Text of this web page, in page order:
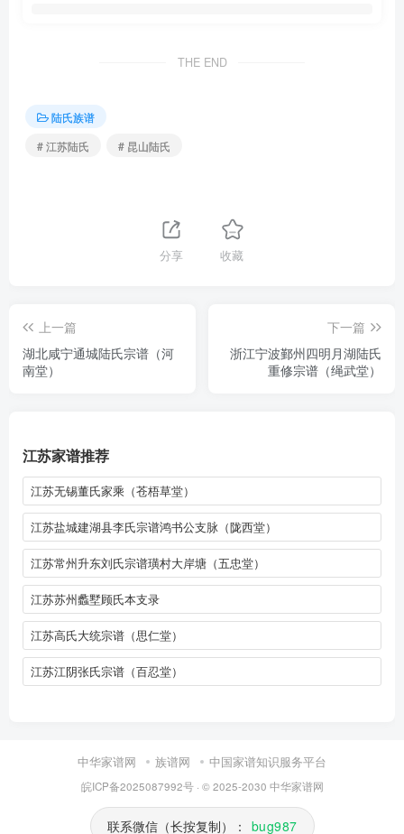
THE END
陆氏族谱
# 江苏陆氏
# 昆山陆氏
分享 收藏
上一篇
湖北咸宁通城陆氏宗谱（河
南堂）
下一篇
浙江宁波鄞州四明月湖陆氏
重修宗谱（绳武堂）
江苏家谱推荐
江苏无锡董氏家乘（苍梧草堂）
江苏盐城建湖县李氏宗谱鸿书公支脉（陇西堂）
江苏常州升东刘氏宗谱璜村大岸塘（五忠堂）
江苏苏州蠡墅顾氏本支录
江苏高氏大统宗谱（思仁堂）
江苏江阴张氏宗谱（百忍堂）
中华家谱网 族谱网 中国家谱知识服务平台
皖ICP备2025087992号· © 2025-2030 中华家谱网
联系微信（长按复制）： bug987